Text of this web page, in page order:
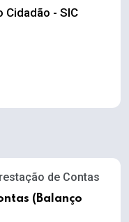
- SIC
de Contas
(Balanço